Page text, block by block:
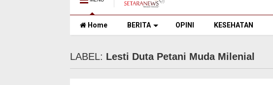
Home BERITA OPINI KESEHATAN
LABEL: Lesti Duta Petani Muda Milenial